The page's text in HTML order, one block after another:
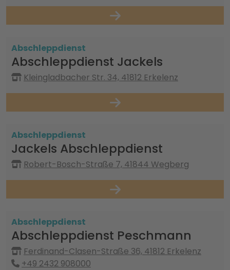
Abschleppdienst
Abschleppdienst Jackels
Kleingladbacher Str. 34, 41812 Erkelenz
Abschleppdienst
Jackels Abschleppdienst
Robert-Bosch-Straße 7, 41844 Wegberg
Abschleppdienst
Abschleppdienst Peschmann
Ferdinand-Clasen-Straße 36, 41812 Erkelenz
+49 2432 908000